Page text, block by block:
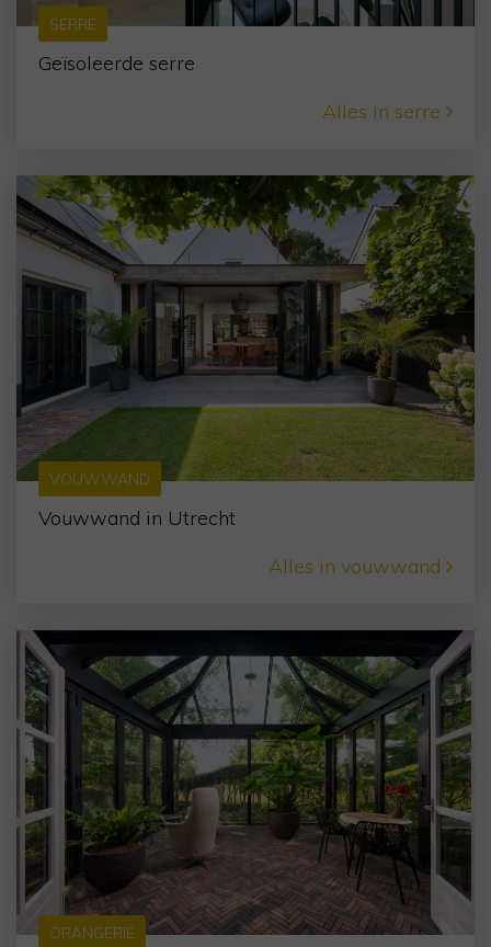
SERRE
Geïsoleerde serre
Alles in serre
VOUWWAND
Vouwwand in Utrecht
Alles in vouwwand
ORANGERIE